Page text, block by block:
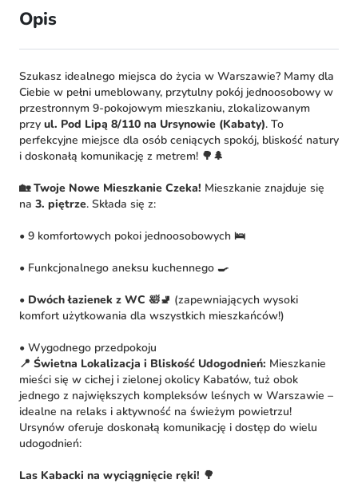
Opis
Szukasz idealnego miejsca do życia w Warszawie? Mamy dla
Ciebie w pełni umeblowany, przytulny pokój jednoosobowy w
przestronnym 9-pokojowym mieszkaniu, zlokalizowanym
przy ul. Pod Lipą 8/110 na Ursynowie (Kabaty). To
perfekcyjne miejsce dla osób ceniących spokój, bliskość natury
i doskonałą komunikację z metrem! 🌳🌲
🏡 Twoje Nowe Mieszkanie Czeka! Mieszkanie znajduje się
na 3. piętrze. Składa się z:
• 9 komfortowych pokoi jednoosobowych 🛌
• Funkcjonalnego aneksu kuchennego 🍳
• Dwóch łazienek z WC 🛀🚽 (zapewniających wysoki
komfort użytkowania dla wszystkich mieszkańców!)
• Wygodnego przedpokoju
📍 Świetna Lokalizacja i Bliskość Udogodnień: Mieszkanie
mieści się w cichej i zielonej okolicy Kabatów, tuż obok
jednego z największych kompleksów leśnych w Warszawie –
idealne na relaks i aktywność na świeżym powietrzu!
Ursynów oferuje doskonałą komunikację i dostęp do wielu
udogodnień:
Las Kabacki na wyciągnięcie ręki! 🌳